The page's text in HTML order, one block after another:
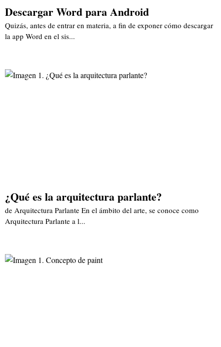
Descargar Word para Android
Quizás, antes de entrar en materia, a fin de exponer cómo descargar
la app Word en el sis...
¿Qué es la arquitectura parlante?
de Arquitectura Parlante En el ámbito del arte, se conoce como
Arquitectura Parlante a l...